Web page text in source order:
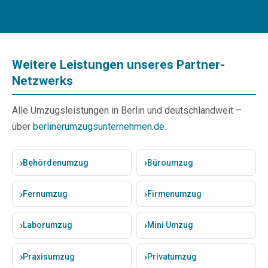
Weitere Leistungen unseres Partner-
Netzwerks
Alle Umzugsleistungen in Berlin und deutschlandweit –
über berlinerumzugsunternehmen.de.
Behördenumzug Büroumzug
Fernumzug Firmenumzug
Laborumzug Mini Umzug
Praxisumzug Privatumzug